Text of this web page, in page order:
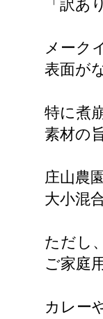
「訳あ
メーク
表面が
特に煮
素材の
庄山農
大小混
ただし
ご家庭
カレー